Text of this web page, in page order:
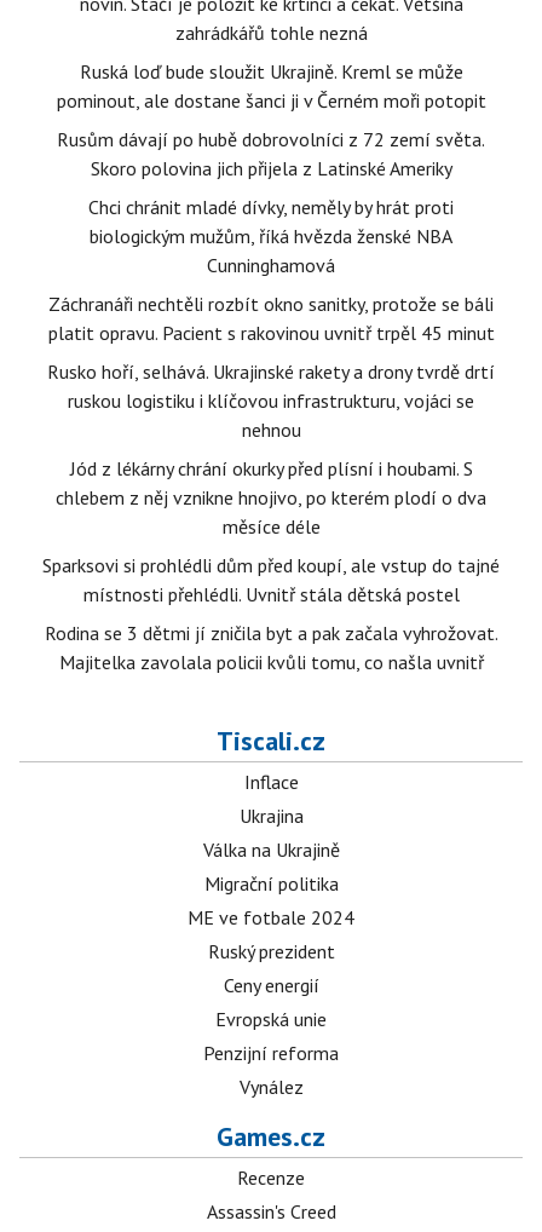
zahrádkářů tohle nezná
Ruská loď bude sloužit Ukrajině. Kreml se může
pominout, ale dostane šanci ji v Černém moři potopit
Rusům dávají po hubě dobrovolníci z 72 zemí světa.
Skoro polovina jich přijela z Latinské Ameriky
Chci chránit mladé dívky, neměly by hrát proti
biologickým mužům, říká hvězda ženské NBA
Cunninghamová
Záchranáři nechtěli rozbít okno sanitky, protože se báli
platit opravu. Pacient s rakovinou uvnitř trpěl 45 minut
Rusko hoří, selhává. Ukrajinské rakety a drony tvrdě drtí
ruskou logistiku i klíčovou infrastrukturu, vojáci se
nehnou
Jód z lékárny chrání okurky před plísní i houbami. S
chlebem z něj vznikne hnojivo, po kterém plodí o dva
měsíce déle
Sparksovi si prohlédli dům před koupí, ale vstup do tajné
místnosti přehlédli. Uvnitř stála dětská postel
Rodina se 3 dětmi jí zničila byt a pak začala vyhrožovat.
Majitelka zavolala policii kvůli tomu, co našla uvnitř
Tiscali.cz
Inflace
Ukrajina
Válka na Ukrajině
Migrační politika
ME ve fotbale 2024
Ruský prezident
Ceny energií
Evropská unie
Penzijní reforma
Vynález
Games.cz
Recenze
Assassin's Creed